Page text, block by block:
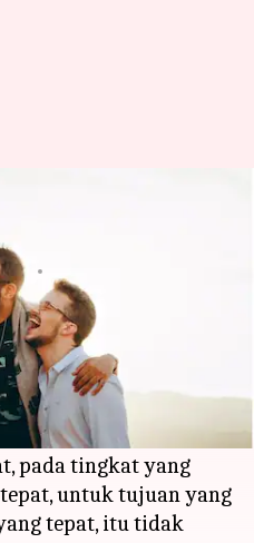
yang cerdas
pernah berkata,
mudah. Tapi marah
pada tingkat yang
untuk tujuan yang
tepat, itu tidak